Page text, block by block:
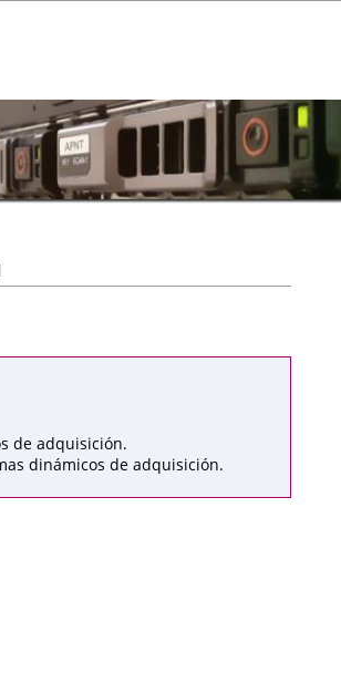
de adquisición.
dinámicos de adquisición.